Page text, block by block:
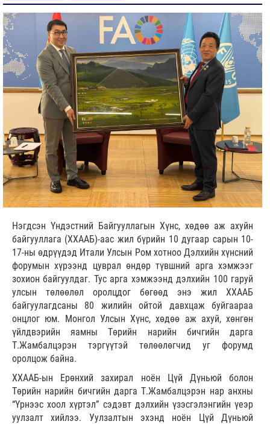
Нэгдсэн Үндэстний Байгууллагын Хүнс, хөдөө аж ахуйн
байгууллага (ХХААБ)-аас жил бүрийн 10 дугаар сарын 10-
17-ны өдрүүдэд Итали Улсын Ром хотноо Дэлхийн хүнсний
форумын хүрээнд цуврал өндөр түвшний арга хэмжээг
зохион байгуулдаг. Тус арга хэмжээнд дэлхийн 100 гаруй
улсын төлөөлөл оролцдог бөгөөд энэ жил ХХААБ
байгуулагдсаны 80 жилийн ойтой давхцаж буйгаараа
онцлог юм. Монгол Улсын Хүнс, хөдөө аж ахуй, хөнгөн
үйлдвэрийн яамны Төрийн нарийн бичгийн дарга
Т.Жамбалцэрэн тэргүүтэй төлөөлөгчид уг форумд
оролцож байна.
ХХААБ-ын Ерөнхий захирал ноён Цүй Дүньюй болон
Төрийн нарийн бичгийн дарга Т.Жамбалцэрэн нар анхны
“Үрнээс хоол хүртэл” сэдэвт дэлхийн үзэсгэлэнгийн үеэр
уулзалт хийлээ. Уулзалтын эхэнд ноён Цүй Дүньюй